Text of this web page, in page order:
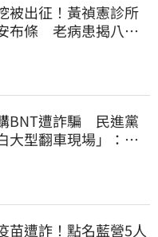
被出征！黃禎憲診所
布條 老病患揭八仙
BNT遭詐騙 民進黨
大型翻車現場」：應
苗遭詐！點名藍營5人